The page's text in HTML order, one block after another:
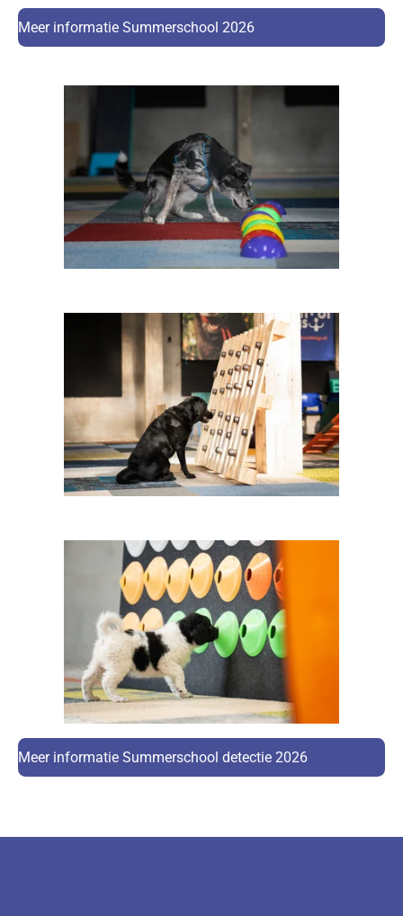
Meer informatie Summerschool 2026
Meer informatie Summerschool detectie 2026